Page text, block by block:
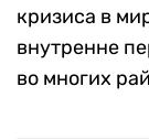
кризиса в
внутренне
во многих